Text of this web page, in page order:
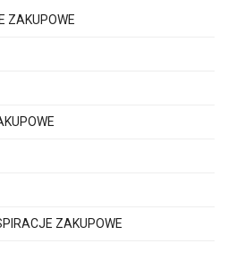
ZAKUPOWE
ZAKUPOWE